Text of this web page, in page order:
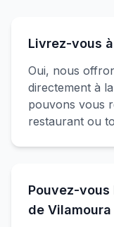
Livrez-vous
Oui, nous
directement à
pouvons vous
restaurant ou
Pouvez-
de Vilamoura